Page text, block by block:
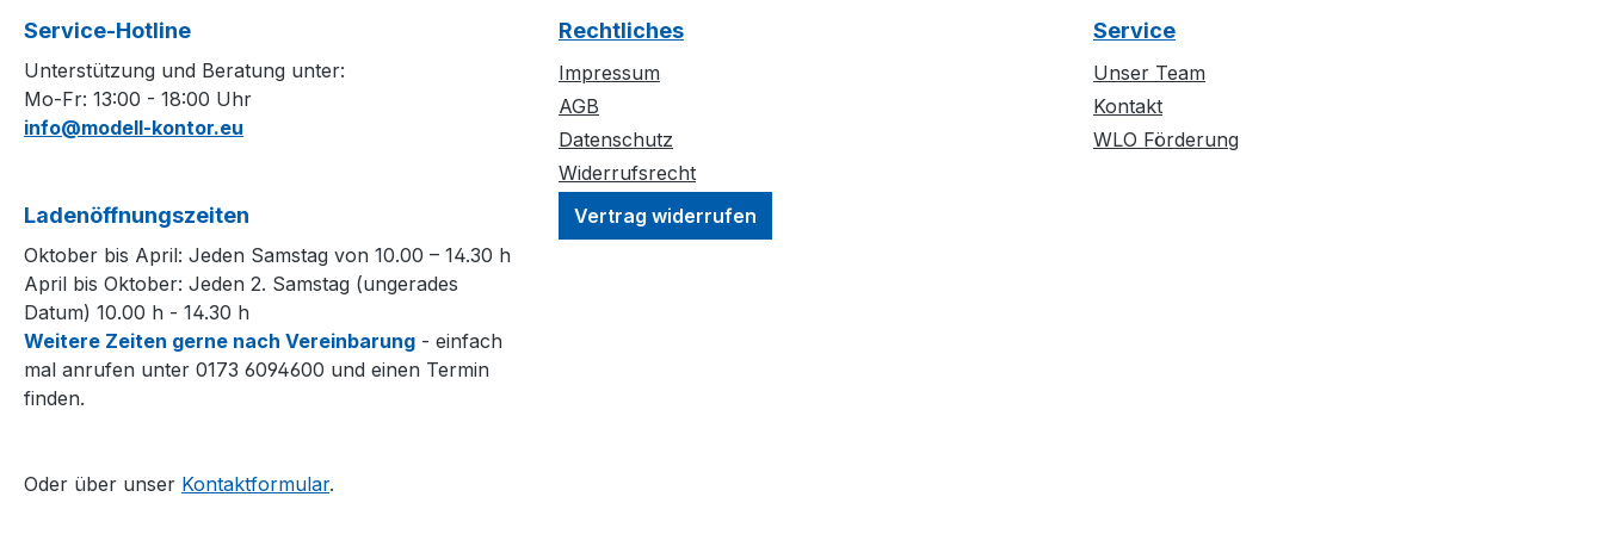
Service-Hotline
Unterstützung und Beratung unter:
Mo-Fr: 13:00 - 18:00 Uhr
info@modell-kontor.eu
Ladenöffnungszeiten
Oktober bis April: Jeden Samstag von 10.00 – 14.30 h
April bis Oktober: Jeden 2. Samstag (ungerades
Datum) 10.00 h - 14.30 h
Weitere Zeiten gerne nach Vereinbarung - einfach
mal anrufen unter 0173 6094600 und einen Termin
finden.
Oder über unser Kontaktformular.
Rechtliches
Impressum
AGB
Datenschutz
Widerrufsrecht
Vertrag widerrufen
Service
Unser Team
Kontakt
WLO Förderung